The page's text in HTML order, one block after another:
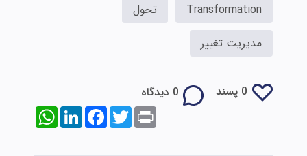
Transformation
تحول
مدیریت تغییر
0 پسند
0 دیدگاه
WhatsAppLinkedInFacebookTwitterPrint